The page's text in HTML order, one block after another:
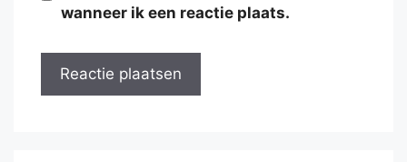
wanneer ik een reactie plaats.